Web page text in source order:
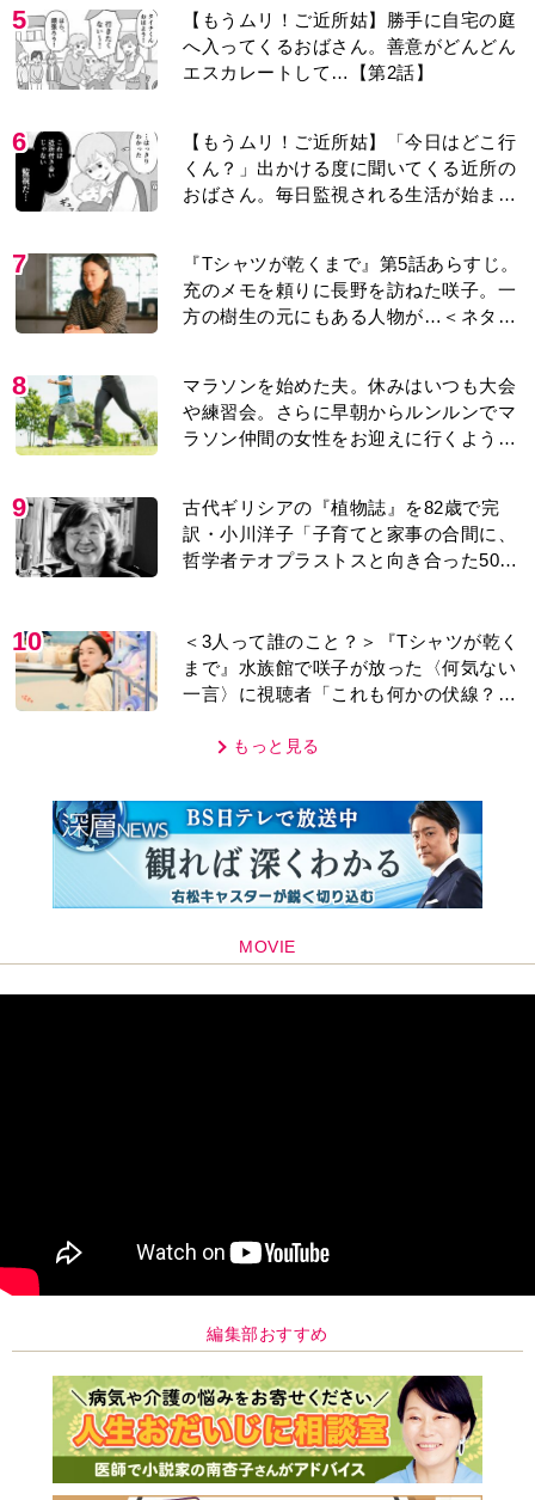
5
【もうムリ！ご近所姑】勝手に自宅の庭
へ入ってくるおばさん。善意がどんどん
エスカレートして…【第2話】
6
【もうムリ！ご近所姑】「今日はどこ行
くん？」出かける度に聞いてくる近所の
おばさん。毎日監視される生活が始ま
7
『Tシャツが乾くまで』第5話あらすじ。
充のメモを頼りに長野を訪ねた咲子。一
方の樹生の元にもある人物が…＜ネタバ
8
マラソンを始めた夫。休みはいつも大会
や練習会。さらに早朝からルンルンでマ
ラソン仲間の女性をお迎えに行くように
9
古代ギリシアの『植物誌』を82歳で完
訳・小川洋子「子育てと家事の合間に、
哲学者テオプラストスと向き合った50
10
＜3人って誰のこと？＞『Tシャツが乾く
まで』水族館で咲子が放った〈何気ない
一言〉に視聴者「これも何かの伏線？」
もっと見る
MOVIE
編集部おすすめ